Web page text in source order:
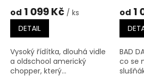
od 1 099 Kč / ks
DETAIL
Vysoký řídítka, dlouhá vidle
a oldschool americký
chopper, který...
od 1
BAD
co se